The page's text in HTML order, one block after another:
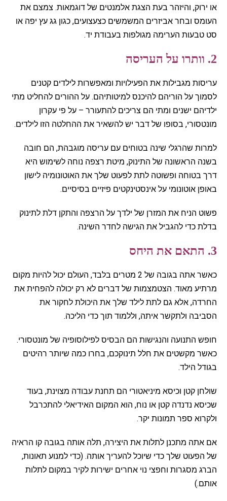
או ירוק, והיזהר בעת הצגת אלמנטים של דוגמאות. צמצם את
העומס ובחר אביזרים המשמשים כצעצועים, כגון גג עץ יפה או
סט טבעות הערימה מגולפות בעבודת יד.
2. וותרו על העריסה
עריסות מגבילות את הפעילויות ומאפשרות לילדים קטנים
לסמוך על הוריהם להיכנס למיטותיהם. על ההורים להחליט מתי
ילדיהם ישנים ומתי הם צריכים להתעורר – על פי עקרון
מונטסורי, בסופו של דבר יש להשאיר את ההחלטה הזו לילדים.
למרות שהרגלי שינה בטוחים עם עריסה מוגבהת, הם חובה
בשנה הראשונה של התינוק, מיטת רצפה נוחה לשימוש היא
דרך בטוחה ופשוטה לתת לפעוט שלך את האוטונומיה לישון
באופן אוטונומי על אינסטינקטים פיזיים בסיסיים.
פשוט הניח את המזרן של ילדך על הרצפה והתקן דלת לתינוק
בדלת כדי להגביל את הגישה לחדר השינה.
3. התאם את היחס
כאשר אתה בגובה של 2 מטרים בלבד, העולם יכול להיות מקום
מרתיע מאוד. הצטמצמות של דברים לא רק יכולה להפחית את
החרדה, אלא גם לתת לילד שלך את היכולת לחקור את
הסביבה ולתקשר איתה, וללמוד תוך כדי הליכה.
חופש התנועה והנגישות הם הבסיס לפילוסופיה של מונטסורי.
כאשר מקשטים את חלל תינוקכם, בחרו כמה שיותר רהיטים
בגודל הילד.
שולחן קטן וכיסא מיניאטורי הם תחנת עבודה מצוינת, בעוד
שכיסא נדנדה קטן או נוח, הוא המקום האידיאלי להתכרבל
ולקרוא ספר תמונות יקר.
אם אתה מתכנן לתלות את היצירה, תלה אותה בגובה קו הראיה
של הפעוט שלך כדי שיוכל להעריך אותה. (כדי למנוע תאונות,
הברג מסגרות וחפצי נוי אחרים ישירות לקיר במקום לתלות
אותם.)